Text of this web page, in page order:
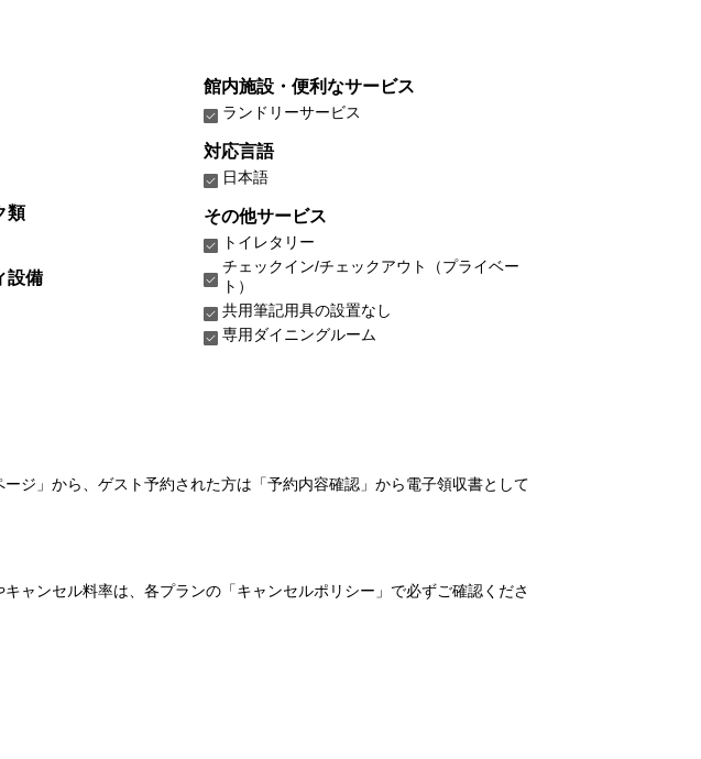
類
設備
館内施設・便利なサービス
ランドリーサービス
対応言語
日本語
その他サービス
トイレタリー
チェックイン/チェックアウト（プライベー
ト）
共用筆記用具の設置なし
専用ダイニングルーム
ジ」から、ゲスト予約された方は「予約内容確認」から電子領収書として
ャンセル料率は、各プランの「キャンセルポリシー」で必ずご確認くださ